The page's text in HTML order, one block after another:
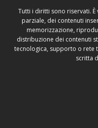
Tutti i diritti sono riservati.
parziale, dei contenuti
memorizzazione,
distribuzione dei contenuti
tecnologica, supporto o rete
scritta